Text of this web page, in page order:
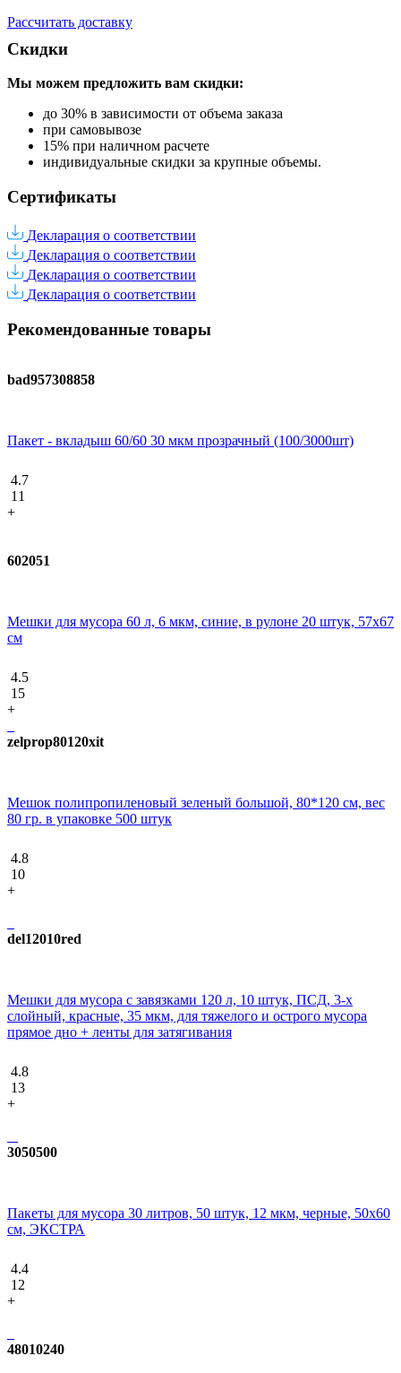
Рассчитать доставку
Скидки
Мы можем предложить вам скидки:
до 30% в зависимости от объема заказа
при самовывозе
15% при наличном расчете
индивидуальные скидки за крупные объемы.
Сертификаты
Декларация о соответствии
Декларация о соответствии
Декларация о соответствии
Декларация о соответствии
Рекомендованные товары
bad957308858
Пакет - вкладыш 60/60 30 мкм прозрачный (100/3000шт)
4.7
11
+
602051
Мешки для мусора 60 л, 6 мкм, синие, в рулоне 20 штук, 57х67
см
4.5
15
+
zelprop80120xit
Мешок полипропиленовый зеленый большой, 80*120 см, вес
80 гр. в упаковке 500 штук
4.8
10
+
del12010red
Мешки для мусора с завязками 120 л, 10 штук, ПCД, 3-х
слойный, красные, 35 мкм, для тяжелого и острого мусора
прямое дно + ленты для затягивания
4.8
13
+
3050500
Пакеты для мусора 30 литров, 50 штук, 12 мкм, черные, 50х60
см, ЭКСТРА
4.4
12
+
48010240